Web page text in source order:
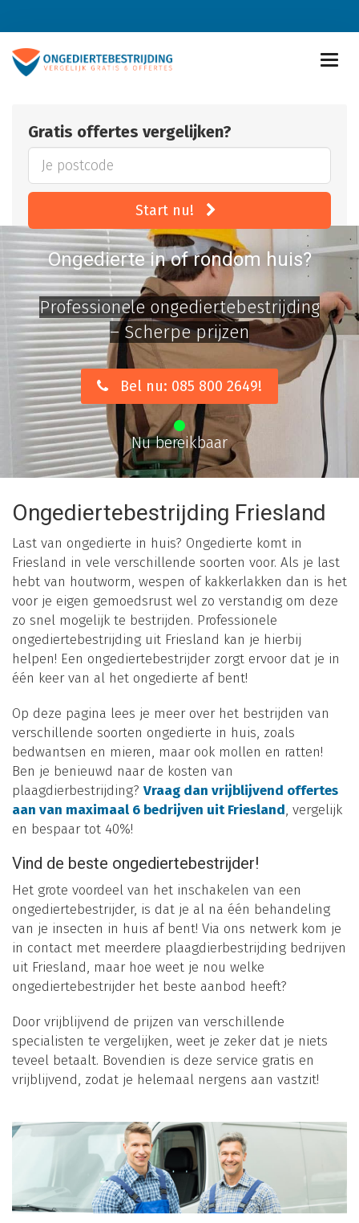
Gratis offertes vergelijken?
Start nu!
Ongedierte in of rondom huis?
Professionele ongediertebestrijding
– Scherpe prijzen
Bel nu: 085 800 2649!
Nu bereikbaar
Ongediertebestrijding Friesland
Last van ongedierte in huis? Ongedierte komt in
Friesland in vele verschillende soorten voor. Als je last
hebt van houtworm, wespen of kakkerlakken dan is het
voor je eigen gemoedsrust wel zo verstandig om deze
zo snel mogelijk te bestrijden. Professionele
ongediertebestrijding uit Friesland kan je hierbij
helpen! Een ongediertebestrijder zorgt ervoor dat je in
één keer van al het ongedierte af bent!
Op deze pagina lees je meer over het bestrijden van
verschillende soorten ongedierte in huis, zoals
bedwantsen en mieren, maar ook mollen en ratten!
Ben je benieuwd naar de kosten van
plaagdierbestrijding? Vraag dan vrijblijvend offertes
aan van maximaal 6 bedrijven uit Friesland, vergelijk
en bespaar tot 40%!
Vind de beste ongediertebestrijder!
Het grote voordeel van het inschakelen van een
ongediertebestrijder, is dat je al na één behandeling
van je insecten in huis af bent! Via ons netwerk kom je
in contact met meerdere plaagdierbestrijding bedrijven
uit Friesland, maar hoe weet je nou welke
ongediertebestrijder het beste aanbod heeft?
Door vrijblijvend de prijzen van verschillende
specialisten te vergelijken, weet je zeker dat je niets
teveel betaalt. Bovendien is deze service gratis en
vrijblijvend, zodat je helemaal nergens aan vastzit!